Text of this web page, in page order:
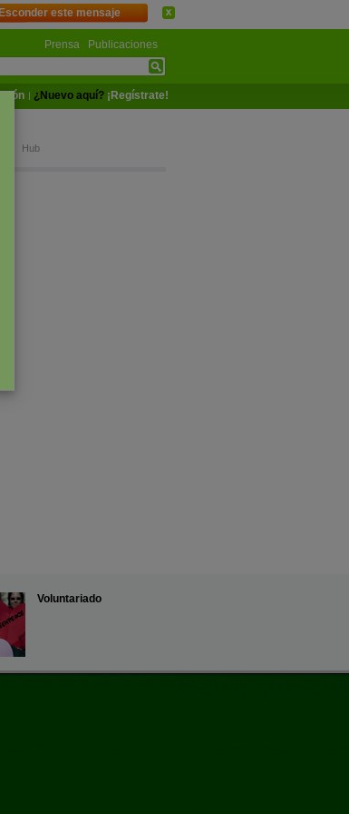
Esconder este mensaje
Prensa Publicaciones
¿Nuevo aquí? ¡Regístrate!
Hub
Voluntariado